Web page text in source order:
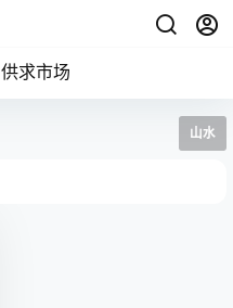
供求市场
山水